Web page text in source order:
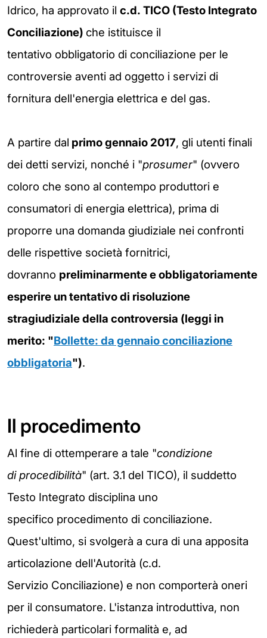
Idrico, ha approvato il c.d. TICO (Testo Integrato
Conciliazione) che istituisce il
tentativo obbligatorio di conciliazione per le
controversie aventi ad oggetto i servizi di
fornitura dell'energia elettrica e del gas.
A partire dal primo gennaio 2017, gli utenti finali
dei detti servizi, nonché i "prosumer" (ovvero
coloro che sono al contempo produttori e
consumatori di energia elettrica), prima di
proporre una domanda giudiziale nei confronti
delle rispettive società fornitrici,
dovranno preliminarmente e obbligatoriamente
esperire un tentativo di risoluzione
stragiudiziale della controversia (leggi in
merito: "Bollette: da gennaio conciliazione
obbligatoria").
Il procedimento
Al fine di ottemperare a tale "condizione
di procedibilità" (art. 3.1 del TICO), il suddetto
Testo Integrato disciplina uno
specifico procedimento di conciliazione.
Quest'ultimo, si svolgerà a cura di una apposita
articolazione dell'Autorità (c.d.
Servizio Conciliazione) e non comporterà oneri
per il consumatore. L'istanza introduttiva, non
richiederà particolari formalità e, ad